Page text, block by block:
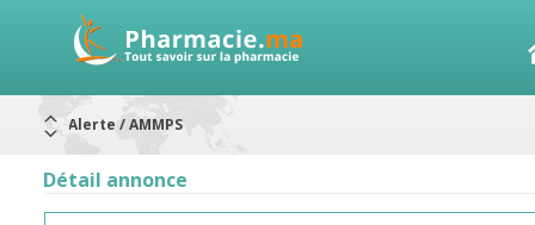
Aureomycine ophtalmique : Rappel de lots
RAPPELS DE LOTS
Rappel de lots : ANTITOXINE TÉTANIQUE 1500.
Détail annonce